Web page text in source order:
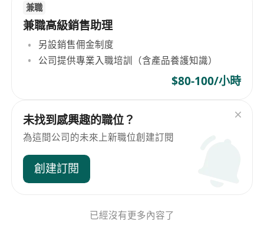
兼職
兼職高級銷售助理
另設銷售佣金制度
公司提供專業入職培訓（含產品養護知識）
$80-100/小時
未找到感興趣的職位？
為這間公司的未來上新職位創建訂閱
創建訂閱
已經沒有更多內容了